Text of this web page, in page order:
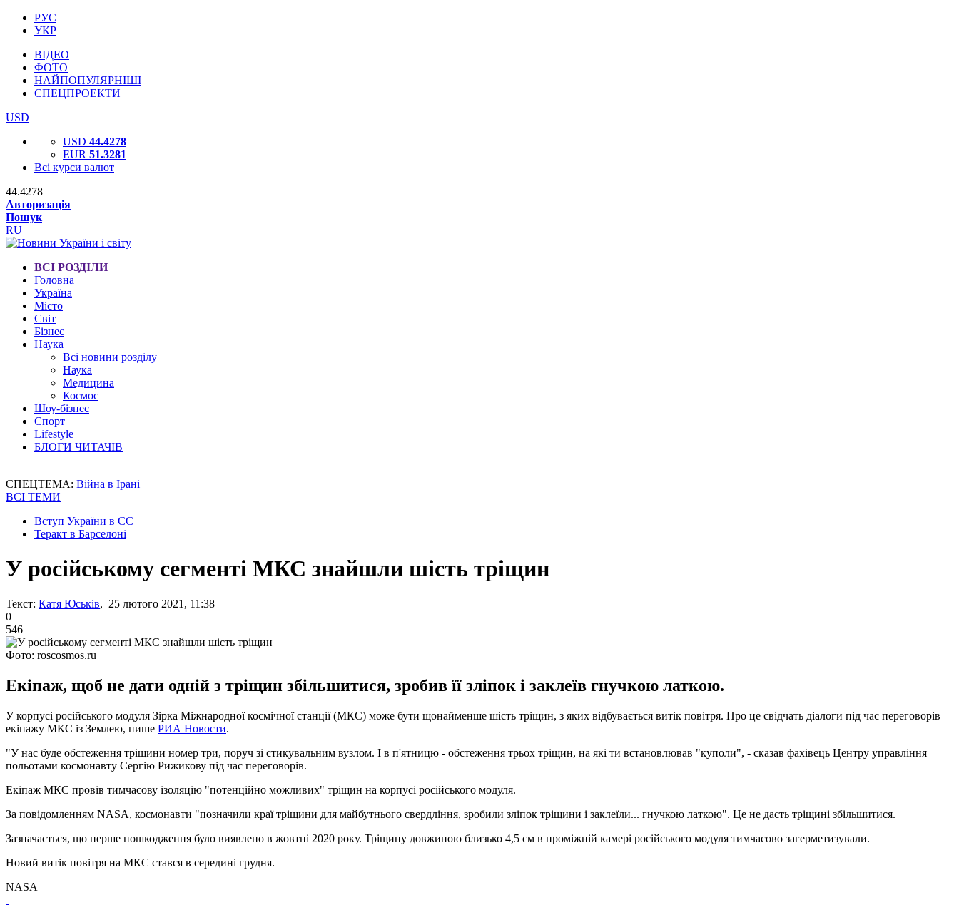
РУС
УКР
ВІДЕО
ФОТО
НАЙПОПУЛЯРНІШІ
СПЕЦПРОЕКТИ
USD
USD 44.4278
EUR 51.3281
Всі курси валют
44.4278
Авторизація
Пошук
RU
ВСІ РОЗДІЛИ
Головна
Україна
Місто
Світ
Бізнес
Наука
Всі новини розділу
Наука
Медицина
Космос
Шоу-бізнес
Спорт
Lifestyle
БЛОГИ ЧИТАЧІВ
СПЕЦТЕМА: Війна в Ірані
ВСІ ТЕМИ
Вступ України в ЄС
Теракт в Барселоні
У російському сегменті МКС знайшли шість тріщин
Текст: Катя Юськів, 25 лютого 2021, 11:38
0
546
Фото: roscosmos.ru
Екіпаж, щоб не дати одній з тріщин збільшитися, зробив її зліпок і заклеїв гнучкою латкою.
У корпусі російського модуля Зірка Міжнародної космічної станції (МКС) може бути щонайменше шість тріщин, з яких відбувається витік повітря. Про це свідчать діалоги під час переговорів
екіпажу МКС із Землею, пише РИА Новости.
"У нас буде обстеження тріщини номер три, поруч зі стикувальним вузлом. І в п'ятницю - обстеження трьох тріщин, на які ти встановлював "куполи", - сказав фахівець Центру управління
польотами космонавту Сергію Рижикову під час переговорів.
Екіпаж МКС провів тимчасову ізоляцію "потенційно можливих" тріщин на корпусі російського модуля.
За повідомленням NASA, космонавти "позначили краї тріщини для майбутнього свердління, зробили зліпок тріщини і заклеїли... гнучкою латкою". Це не дасть тріщині збільшитися.
Зазначається, що перше пошкодження було виявлено в жовтні 2020 року. Тріщину довжиною близько 4,5 см в проміжній камері російського модуля тимчасово загерметизували.
Новий витік повітря на МКС стався в середині грудня.
NASA